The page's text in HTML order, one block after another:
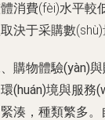
消費(fèi)水平較
決于采購數(shù)
購物體驗(yàn)
環(huán)境與服務
湊，種類繁多